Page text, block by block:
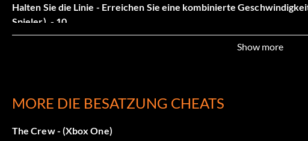
Halten Sie die Linie - Erreichen Sie eine kombinierte
Spieler). - 10
Indy Car Racer - Fahre insgesamt 200 Runden auf dem Little Eagle
Monthly Marvel - Schließe eine monatliche Herausforderung ab. - 25
Never Drive Alone - Verbringe insgesamt 24 Stunden in einer Crew
Show more
MORE DIE BESATZUNG CHEATS
The Crew - (Xbox One)